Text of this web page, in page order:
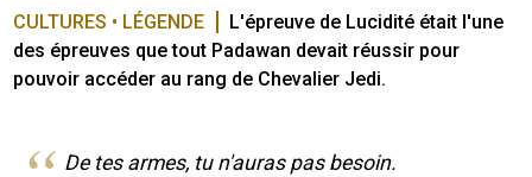
CULTURES • LÉGENDE
L'épreuve de Lucidité était l'une
des épreuves que tout Padawan devait réussir pour
pouvoir accéder au rang de Chevalier Jedi.
De tes armes, tu n'auras pas besoin.